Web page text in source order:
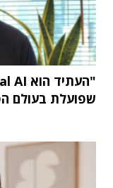
שפועלת בעולם